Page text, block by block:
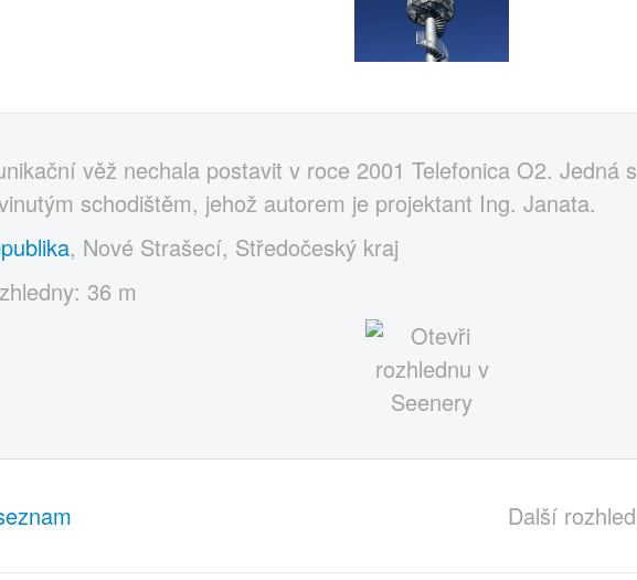
věž nechala postavit v roce 2001 Telefonica O2. Jedná
schodištěm, jehož autorem je projektant Ing. Janata.
, Nové Strašecí, Středočeský kraj
36 m
Další